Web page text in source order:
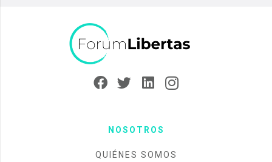
NOSOTROS
QUIÉNES SOMOS